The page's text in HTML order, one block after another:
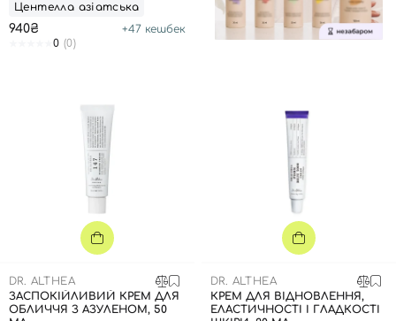
Центелла азіатська
940₴ +47 кешбек
0 (0)
DR. ALTHEA
ЗАСПОКІЙЛИВИЙ КРЕМ ДЛЯ
ОБЛИЧЧЯ З АЗУЛЕНОМ, 50
DR. ALTHEA
КРЕМ ДЛЯ ВІДНОВЛЕННЯ,
ЕЛАСТИЧНОСТІ І ГЛАДКОСТІ